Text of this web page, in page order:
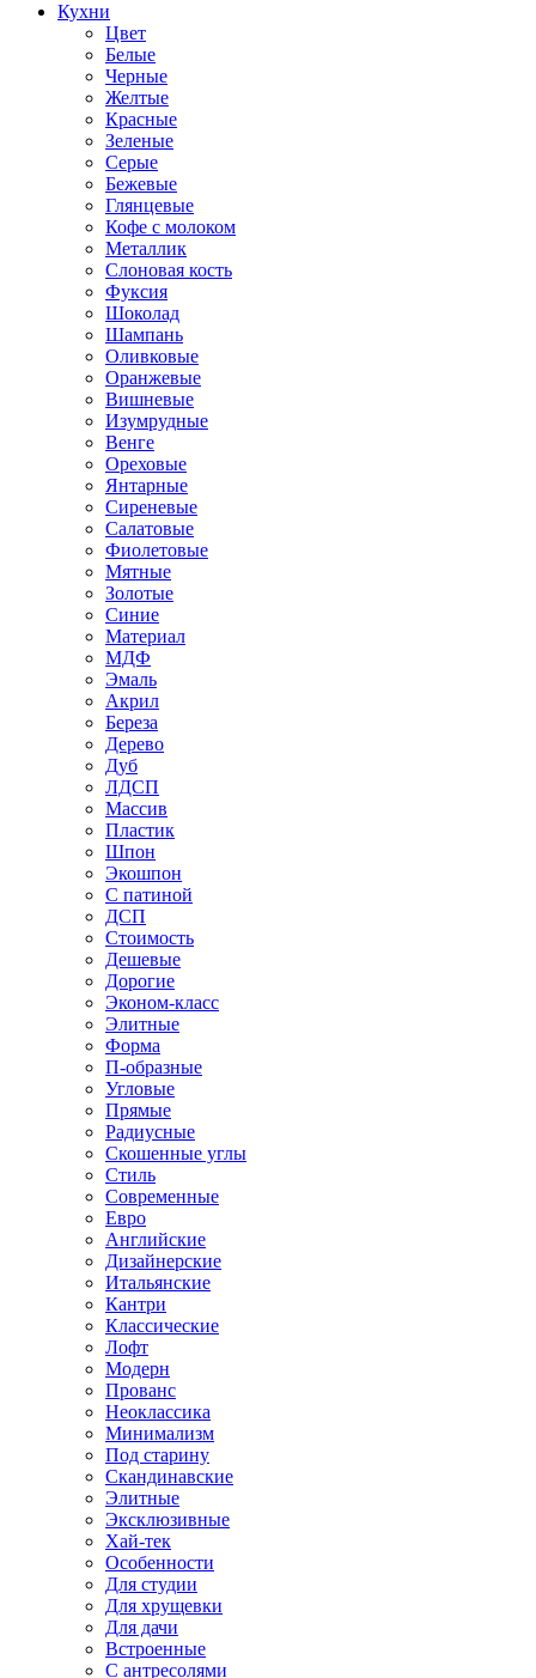
Кухни
Цвет
Белые
Черные
Желтые
Красные
Зеленые
Серые
Бежевые
Глянцевые
Кофе с молоком
Металлик
Слоновая кость
Фуксия
Шоколад
Шампань
Оливковые
Оранжевые
Вишневые
Изумрудные
Венге
Ореховые
Янтарные
Сиреневые
Салатовые
Фиолетовые
Мятные
Золотые
Синие
Материал
МДФ
Эмаль
Акрил
Береза
Дерево
Дуб
ЛДСП
Массив
Пластик
Шпон
Экошпон
С патиной
ДСП
Стоимость
Дешевые
Дорогие
Эконом-класс
Элитные
Форма
П-образные
Угловые
Прямые
Радиусные
Скошенные углы
Стиль
Современные
Евро
Английские
Дизайнерские
Итальянские
Кантри
Классические
Лофт
Модерн
Прованс
Неоклассика
Минимализм
Под старину
Скандинавские
Элитные
Эксклюзивные
Хай-тек
Особенности
Для студии
Для хрущевки
Для дачи
Встроенные
С антресолями